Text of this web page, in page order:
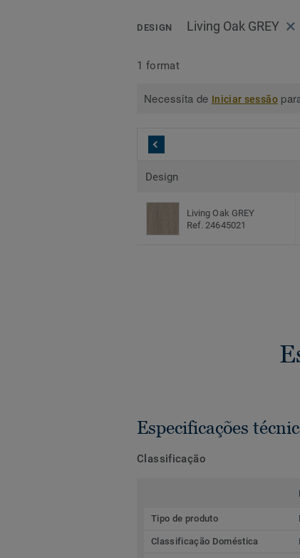
DESIGN Living Oak GREY
1 format
Necessita de Iniciar sessão
Design
Living Oak GREY
Ref. 24645021
Especificações
Classificação
Tipo de produto
Classificação Doméstica